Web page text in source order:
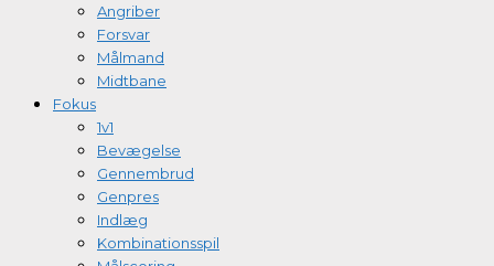
Angriber
Forsvar
Målmand
Midtbane
Fokus
1v1
Bevægelse
Gennembrud
Genpres
Indlæg
Kombinationsspil